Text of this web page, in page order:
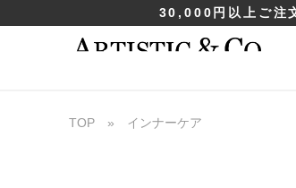
30,000円以上ご注
TOP » インナーケア